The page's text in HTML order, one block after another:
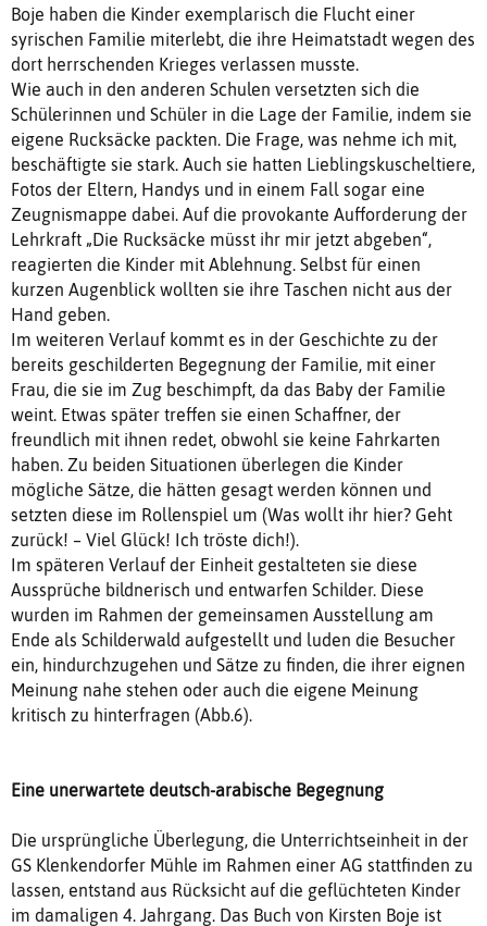
Boje haben die Kinder exemplarisch die Flucht einer
syrischen Familie miterlebt, die ihre Heimatstadt wegen des
dort herrschenden Krieges verlassen musste.
Wie auch in den anderen Schulen versetzten sich die
Schülerinnen und Schüler in die Lage der Familie, indem sie
eigene Rucksäcke packten. Die Frage, was nehme ich mit,
beschäftigte sie stark. Auch sie hatten Lieblingskuscheltiere,
Fotos der Eltern, Handys und in einem Fall sogar eine
Zeugnismappe dabei. Auf die provokante Aufforderung der
Lehrkraft „Die Rucksäcke müsst ihr mir jetzt abgeben“,
reagierten die Kinder mit Ablehnung. Selbst für einen
kurzen Augenblick wollten sie ihre Taschen nicht aus der
Hand geben.
Im weiteren Verlauf kommt es in der Geschichte zu der
bereits geschilderten Begegnung der Familie, mit einer
Frau, die sie im Zug beschimpft, da das Baby der Familie
weint. Etwas später treffen sie einen Schaffner, der
freundlich mit ihnen redet, obwohl sie keine Fahrkarten
haben. Zu beiden Situationen überlegen die Kinder
mögliche Sätze, die hätten gesagt werden können und
setzten diese im Rollenspiel um (Was wollt ihr hier? Geht
zurück! – Viel Glück! Ich tröste dich!).
Im späteren Verlauf der Einheit gestalteten sie diese
Aussprüche bildnerisch und entwarfen Schilder. Diese
wurden im Rahmen der gemeinsamen Ausstellung am
Ende als Schilderwald aufgestellt und luden die Besucher
ein, hindurchzugehen und Sätze zu finden, die ihrer eignen
Meinung nahe stehen oder auch die eigene Meinung
kritisch zu hinterfragen (Abb.6).
Eine unerwartete deutsch-arabische Begegnung
Die ursprüngliche Überlegung, die Unterrichtseinheit in der
GS Klenkendorfer Mühle im Rahmen einer AG stattfinden zu
lassen, entstand aus Rücksicht auf die geflüchteten Kinder
im damaligen 4. Jahrgang. Das Buch von Kirsten Boje ist